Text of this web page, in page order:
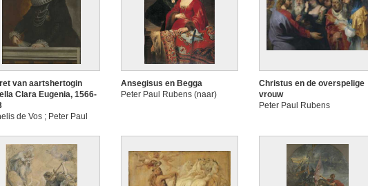
van aartshertogin
Clara Eugenia, 1566-
de Vos ; Peter Paul
Ansegisus en Begga
Peter Paul Rubens (naar)
Christus en de overspelige
vrouw
Peter Paul Rubens